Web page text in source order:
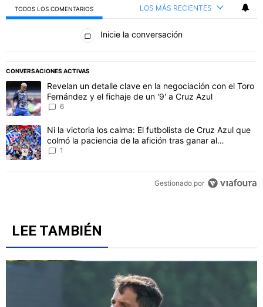
TODOS LOS COMENTARIOS LOS MÁS RECIENTES
Todos los comentarios
Inicie la conversación
CONVERSACIONES ACTIVAS
Este listado muestra los artículos con más comentarios en los
Un artículo de tendencia con el título "Revelan un detalle clave
Revelan un detalle clave en la negociación con el Toro
Fernández y el fichaje de un '9' a Cruz Azul
Un artículo de tendencia con el título "Ni la victoria los calma: El
Ni la victoria los calma: El futbolista de Cruz Azul que